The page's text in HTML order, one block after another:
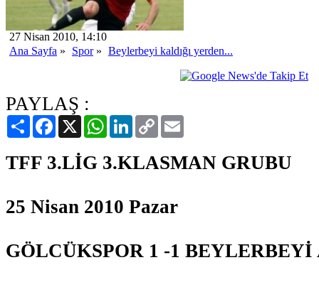
27 Nisan 2010, 14:10
Ana Sayfa » Spor» Beylerbeyi kaldığı yerden...
PAYLAŞ :
PaylaşFacebook
X WhatsAppLinkedIn
Copy
Link
TFF 3.LİG 3.KLASMAN GRUBU
25 Nisan 2010 Pazar
GÖLCÜKSPOR 1 -1 BEYLERBEYİ